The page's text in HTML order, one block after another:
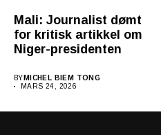
Mali: Journalist dømt
for kritisk artikkel om
Niger-presidenten
BY MICHEL BIEM TONG
MARS 24, 2026